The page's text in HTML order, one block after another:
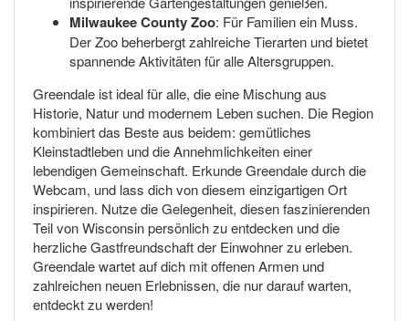
Milwaukee County Zoo: Für Familien ein Muss.
Der Zoo beherbergt zahlreiche Tierarten und bietet
spannende Aktivitäten für alle Altersgruppen.
Greendale ist ideal für alle, die eine Mischung aus
Historie, Natur und modernem Leben suchen. Die Region
kombiniert das Beste aus beidem: gemütliches
Kleinstadtleben und die Annehmlichkeiten einer
lebendigen Gemeinschaft. Erkunde Greendale durch die
Webcam, und lass dich von diesem einzigartigen Ort
inspirieren. Nutze die Gelegenheit, diesen faszinierenden
Teil von Wisconsin persönlich zu entdecken und die
herzliche Gastfreundschaft der Einwohner zu erleben.
Greendale wartet auf dich mit offenen Armen und
zahlreichen neuen Erlebnissen, die nur darauf warten,
entdeckt zu werden!